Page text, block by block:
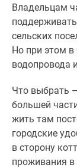
Владельцам
сельских
Но при этом в
водопровода
Что выбрать
большей
жить там
городские
в сторону
проживания в